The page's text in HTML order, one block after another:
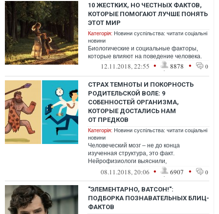
10 ЖЕСТКИХ, НО ЧЕСТНЫХ ФАКТОВ,
КОТОРЫЕ ПОМОГАЮТ ЛУЧШЕ ПОНЯТЬ
ЭТОТ МИР
Категорія: Новини суспільства: читати соціальні
новини
Биологические и социальные факторы,
которые влияют на поведение человека.
12.11.2018, 22:55 • 8878 • 0
СТРАХ ТЕМНОТЫ И ПОКОРНОСТЬ
РОДИТЕЛЬСКОЙ ВОЛЕ: 9
СОБЕННОСТЕЙ ОРГАНИЗМА,
КОТОРЫЕ ДОСТАЛИСЬ НАМ
ОТ ПРЕДКОВ
Категорія: Новини суспільства: читати соціальні
новини
Человеческий мозг – не до конца
изученная структура, это факт.
Нейрофизиологи выяснили,
что неокортекс, или новый мозг, отличает
нас от животных: мы м...
08.11.2018, 20:06 • 6907 • 0
"ЭЛЕМЕНТАРНО, ВАТСОН!":
ПОДБОРКА ПОЗНАВАТЕЛЬНЫХ БЛИЦ-
ФАКТОВ